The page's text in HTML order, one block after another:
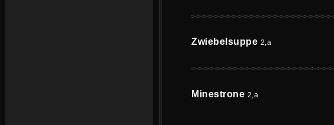
Zwiebelsuppe 2,a
Minestrone 2,a